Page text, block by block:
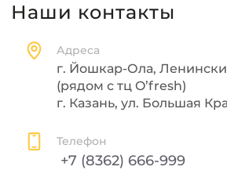
Наши контакты
Адреса
г. Йошкар-Ола,
(рядом с тц O’fresh)
г. Казань, ул. Большая
Телефон
+7 (8362) 666-999